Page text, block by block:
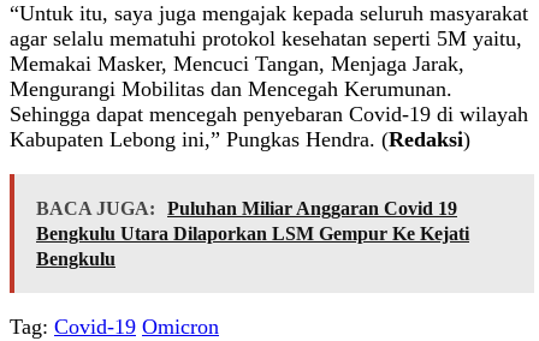
“Untuk itu, saya juga mengajak kepada seluruh masyarakat
agar selalu mematuhi protokol kesehatan seperti 5M yaitu,
Memakai Masker, Mencuci Tangan, Menjaga Jarak,
Mengurangi Mobilitas dan Mencegah Kerumunan.
Sehingga dapat mencegah penyebaran Covid-19 di wilayah
Kabupaten Lebong ini,” Pungkas Hendra. (Redaksi)
BACA JUGA:
Puluhan Miliar Anggaran Covid 19
Bengkulu Utara Dilaporkan LSM Gempur Ke Kejati
Bengkulu
Tag: Covid-19 Omicron